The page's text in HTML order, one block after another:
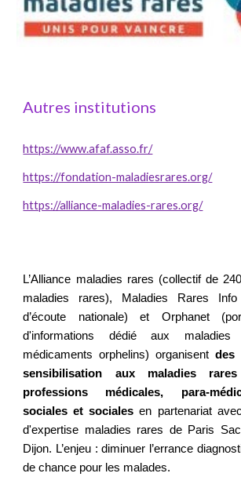
Autres institutions
https://www.afaf.asso.fr/
https://fondation-maladiesrares.org/
https://alliance-maladies-rares.org/
L’Alliance maladies rares (collectif de
maladies rares), Maladies Rares
d’écoute nationale) et Orphanet
d'informations dédié aux
médicaments orphelins) organisent des
sensibilisation aux maladies
professions médicales, para-
sociales et sociales en partenariat
d'expertise maladies rares de Paris
Dijon. L’enjeu : diminuer l’errance
de chance pour les malades.